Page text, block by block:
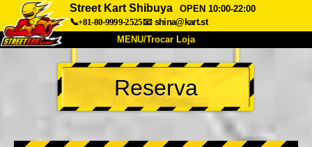
Street Kart Shibuya
OPEN 10:00-22:00
📞+81-80-9999-2525📧 shina@kart.st
MENU/Trocar Loja
INÍCIO
Sobre Especificações Preços
Empresa Reserva
Reserva